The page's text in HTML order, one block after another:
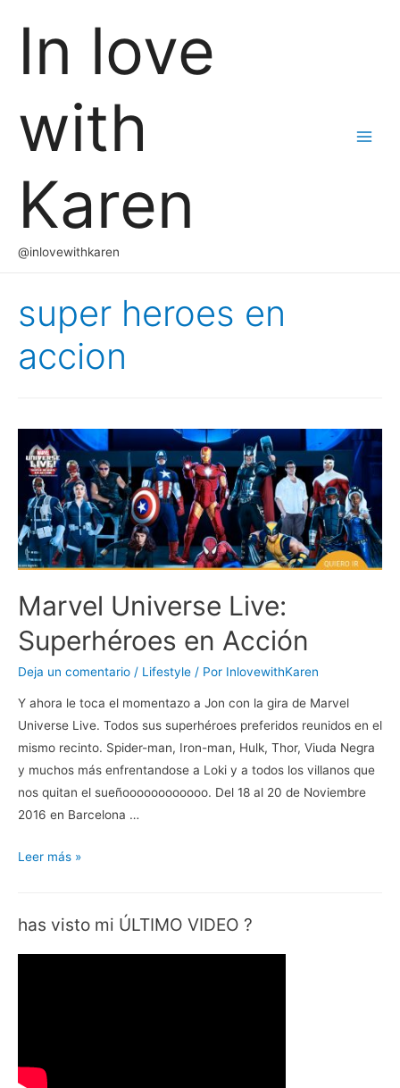
In love
with
Karen
@inlovewithkaren
super heroes en
accion
Marvel Universe Live:
Superhéroes en Acción
Deja un comentario / Lifestyle / Por InlovewithKaren
Y ahora le toca el momentazo a Jon con la gira de Marvel
Universe Live. Todos sus superhéroes preferidos reunidos en el
mismo recinto. Spider-man, Iron-man, Hulk, Thor, Viuda Negra
y muchos más enfrentandose a Loki y a todos los villanos que
nos quitan el sueñoooooooooooo. Del 18 al 20 de Noviembre
2016 en Barcelona …
Marvel
Superhéroes
Leer más »
has visto mi ÚLTIMO VIDEO ?